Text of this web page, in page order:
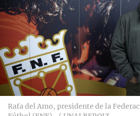
Rafa del Amo, presidente de la